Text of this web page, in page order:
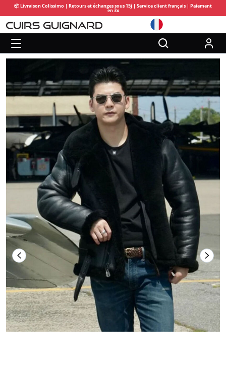
📦 Livraison Colissimo | Retours et échanges sous 15j | Service client français | Paiement
en 3x